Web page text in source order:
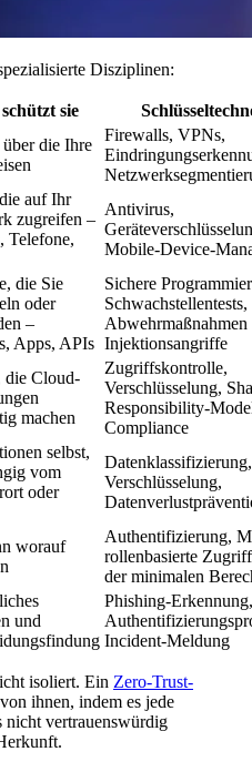
Disziplinen:
sie
die Ihre
Firewalls, VPNs,
auf Ihr
zugreifen –
Telefone,
Antivirus,
Mobile-Device-
die Sie
oder
–
Apps, APIs
Sichere
Schwachstellentests,
Abwehrmaßnahmen
Injektionsangriffe
die Cloud-
machen
Zugriffskontrolle,
Verschlüsselung,
Responsibility-
Compliance
selbst,
vom
oder
Datenklassifizierung,
Verschlüsselung,
worauf
Authentifizierung,
rollenbasierte
der minimalen
und
Phishing-Erkennung,
Incident-Meldung
isoliert. Ein Zero-Trust-
ihnen, indem es jede
nicht vertrauenswürdig